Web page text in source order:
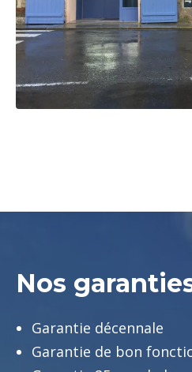
Nos
Garantie décennale
Garantie de bon